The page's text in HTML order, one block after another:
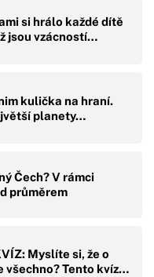
si hrálo každé dítě
jsou vzácností…
kulička na hraní.
planety…
Čech? V rámci
průměrem
Myslíte si, že o
všechno? Tento kvíz…